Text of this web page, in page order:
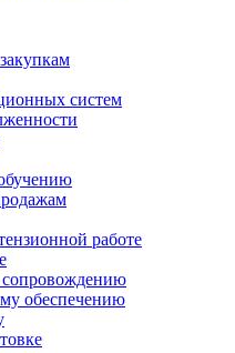
систем
работе
сопровождению
обеспечению